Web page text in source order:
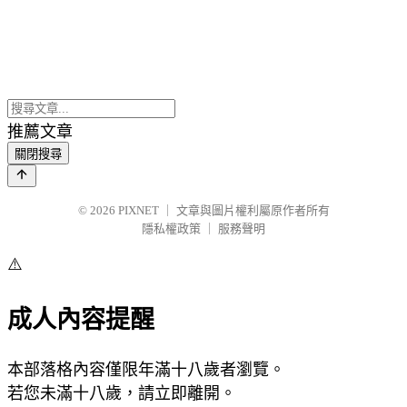
推薦文章
關閉搜尋
© 2026 PIXNET
文章與圖片權利屬原作者所有
隱私權政策
服務聲明
⚠️
成人內容提醒
本部落格內容僅限年滿十八歲者瀏覽。
若您未滿十八歲，請立即離開。